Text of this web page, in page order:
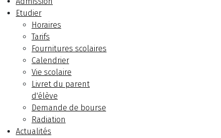
Etudier
Horaires
Tarifs
Fournitures scolaires
Calendrier
Vie scolaire
Livret du parent
d'élève
Demande de bourse
Radiation
Actualités